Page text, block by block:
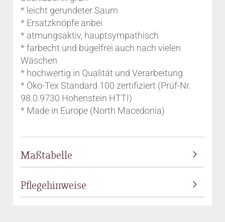
* leicht gerundeter Saum
* Ersatzknöpfe anbei
* atmungsaktiv, hauptsympathisch
* farbecht und bügelfrei auch nach vielen
Wäschen
* hochwertig in Qualität und Verarbeitung
* Öko-Tex Standard 100 zertifiziert (Prüf-Nr.
98.0.9730 Hohenstein HTTI)
* Made in Europe (North Macedonia)
Maßtabelle
Pflegehinweise